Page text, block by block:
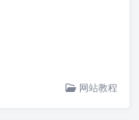
网站教程